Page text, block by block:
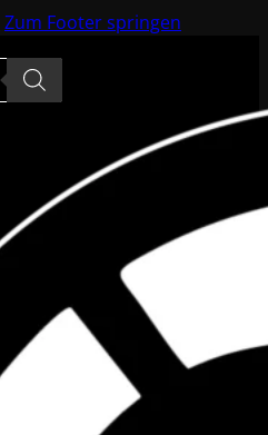
Zum Footer springen